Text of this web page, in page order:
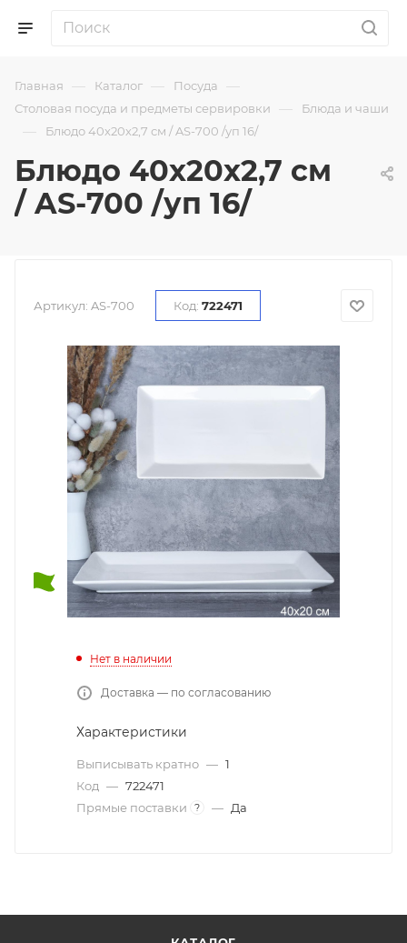
Главная — Каталог — Посуда —
Столовая посуда и предметы сервировки — Блюда и чаши
— Блюдо 40х20х2,7 см / AS-700 /уп 16/
Блюдо 40х20х2,7 см
/ AS-700 /уп 16/
Артикул: AS-700 Код: 722471
Нет в наличии
Доставка — по согласованию
Характеристики
Выписывать кратно — 1
Код — 722471
Прямые поставки
? — Да